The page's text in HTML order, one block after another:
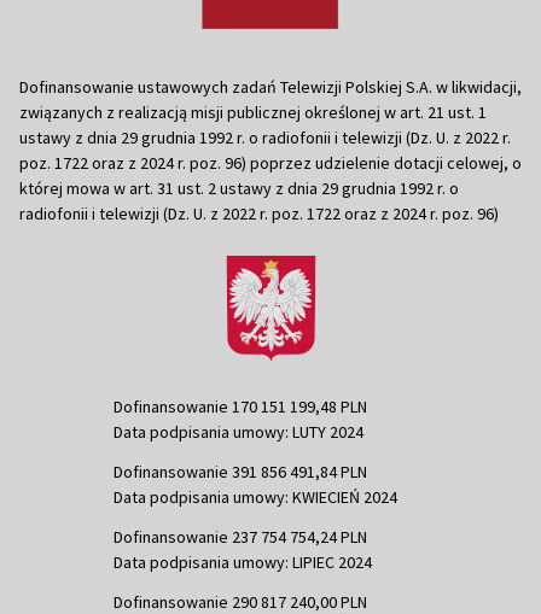
Dofinansowanie ustawowych zadań Telewizji Polskiej S.A. w likwidacji,
związanych z realizacją misji publicznej określonej w art. 21 ust. 1
ustawy z dnia 29 grudnia 1992 r. o radiofonii i telewizji (Dz. U. z 2022 r.
poz. 1722 oraz z 2024 r. poz. 96) poprzez udzielenie dotacji celowej, o
której mowa w art. 31 ust. 2 ustawy z dnia 29 grudnia 1992 r. o
radiofonii i telewizji (Dz. U. z 2022 r. poz. 1722 oraz z 2024 r. poz. 96)
Dofinansowanie 170 151 199,48 PLN
Data podpisania umowy: LUTY 2024
Dofinansowanie 391 856 491,84 PLN
Data podpisania umowy: KWIECIEŃ 2024
Dofinansowanie 237 754 754,24 PLN
Data podpisania umowy: LIPIEC 2024
Dofinansowanie 290 817 240,00 PLN